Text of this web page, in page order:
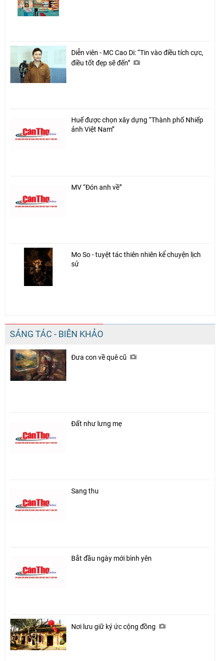
Diễn viên - MC Cao Di: “Tin vào điều tích cực,
điều tốt đẹp sẽ đến”
Huế được chọn xây dựng “Thành phố Nhiếp
ảnh Việt Nam”
MV “Đón anh về”
Mo So - tuyệt tác thiên nhiên kể chuyện lịch
sử
SÁNG TÁC - BIÊN KHẢO
Đưa con về quê cũ
Đất như lưng mẹ
Sang thu
Bắt đầu ngày mới bình yên
Nơi lưu giữ ký ức cộng đồng